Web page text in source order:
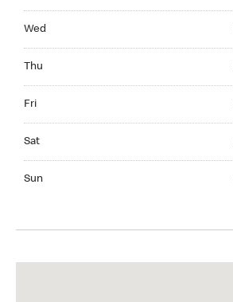
Wed
Thu
Fri
Sat
Sun